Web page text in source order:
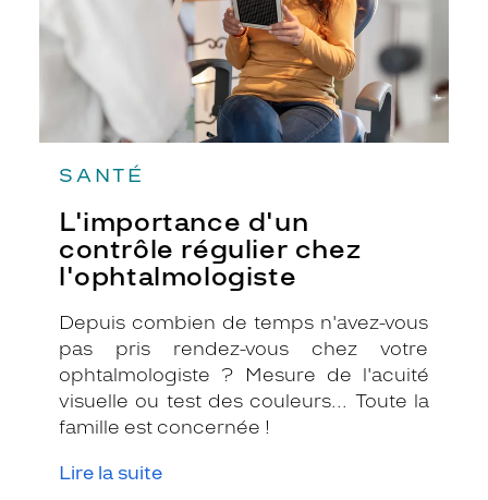
SANTÉ
L'importance d'un
contrôle régulier chez
l'ophtalmologiste
Depuis combien de temps n'avez-vous
pas pris rendez-vous chez votre
ophtalmologiste ? Mesure de l'acuité
visuelle ou test des couleurs... Toute la
famille est concernée !
Lire la suite